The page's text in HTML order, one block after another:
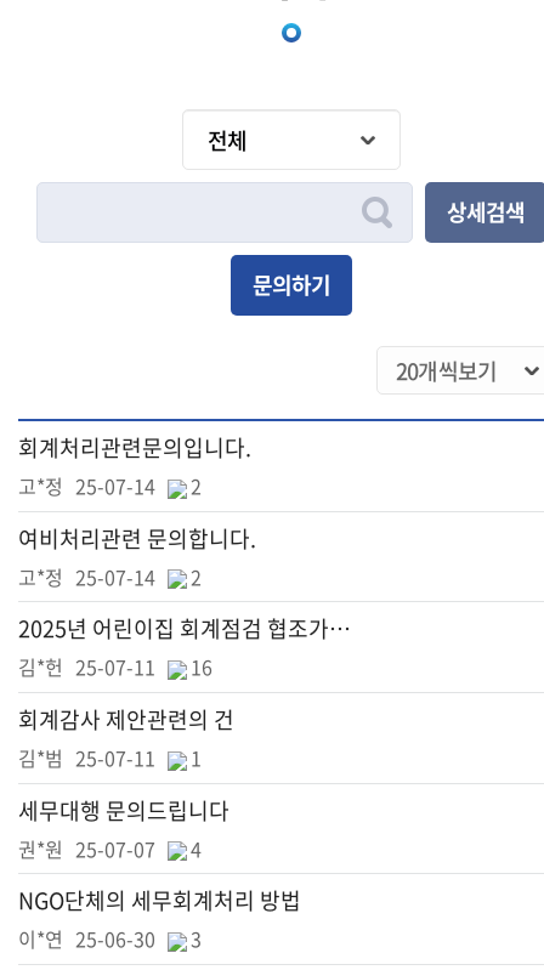
상세검색
문의하기
회계처리관련문의입니다.
고*정 25-07-14 2
여비처리관련 문의합니다.
고*정 25-07-14 2
2025년 어린이집 회계점검 협조가능 문의드립니다.
김*헌 25-07-11 16
회계감사 제안관련의 건
김*범 25-07-11 1
세무대행 문의드립니다
권*원 25-07-07 4
NGO단체의 세무회계처리 방법
이*연 25-06-30 3